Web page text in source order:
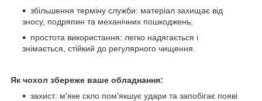
збільшення терміну служби: матеріал захищає від
зносу, подряпин та механічних пошкоджень;
простота використання: легко надягається і
знімається, стійкий до регулярного чищення.
Як чохол збереже ваше обладнання:
захист: м'яке скло пом'якшує удари та запобігає появі